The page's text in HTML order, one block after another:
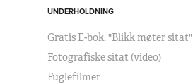
UNDERHOLDNING
Gratis E-bok. "Blikk møter sitat"
Fotografiske sitat (video)
Fuglefilmer